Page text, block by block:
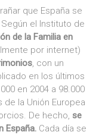
que España se
el Instituto de
de la Familia en
por internet)
, con un
en los últimos
en 2004 a 98.000
de la Unión Europea
De hecho, se
España. Cada día se